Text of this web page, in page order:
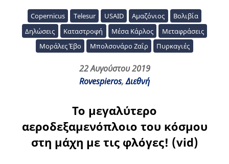
Copernicus Telesur USAID Αμαζόνιος
Βολιβία
Δηλώσεις
Καταστροφή Μέσα Κάρλος
Μεταφράσεις
Μοράλες Έβο
Μπολσονάρο Ζαΐρ Πυρκαγιές
22 Αυγούστου 2019
Rovespieros,Διεθνή
Το μεγαλύτερο
αεροδεξαμενόπλοιο του κόσμου
στη μάχη με τις φλόγες! (vid)